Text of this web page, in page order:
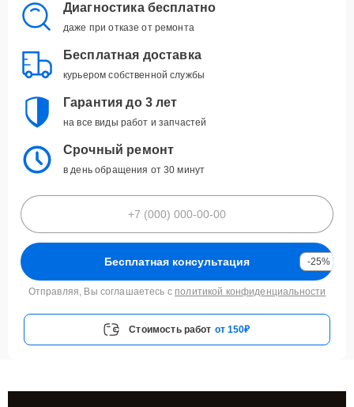
Диагностика бесплатно
даже при отказе от ремонта
Бесплатная доставка
курьером собственной службы
Гарантия до 3 лет
на все виды работ и запчастей
Срочный ремонт
в день обращения от 30 минут
Бесплатная консультация -25%
Отправляя, Вы соглашаетесь с политикой конфиденциальности
Стоимость работ от 150₽